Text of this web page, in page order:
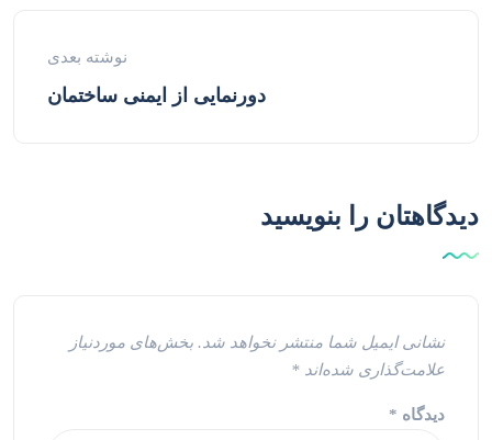
نوشته بعدی
دور‌نمایی از ایمنی ساختمان
دیدگاهتان را بنویسید
نشانی ایمیل شما منتشر نخواهد شد. بخش‌های موردنیاز
علامت‌گذاری شده‌اند *
دیدگاه *